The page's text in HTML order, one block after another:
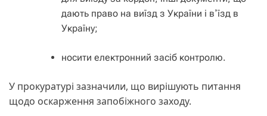
дають право на виїзд з України і вʼїзд в
Україну;
носити електронний засіб контролю.
У прокуратурі зазначили, що вирішують питання
щодо оскарження запобіжного заходу.